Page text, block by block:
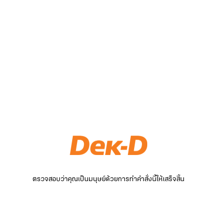
ตรวจสอบว่าคุณเป็นมนุษย์ด้วยการทำคำสั่งนี้ให้เสร็จสิ้น